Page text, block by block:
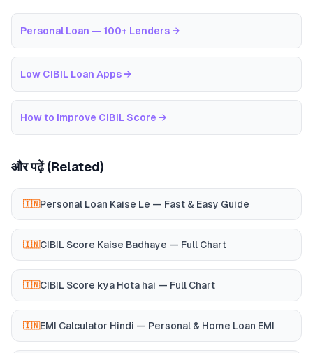
Personal Loan — 100+ Lenders →
Low CIBIL Loan Apps →
How to Improve CIBIL Score →
और पढ़ें (Related)
🇮🇳Personal Loan Kaise Le — Fast & Easy Guide
🇮🇳CIBIL Score Kaise Badhaye — Full Chart
🇮🇳CIBIL Score kya Hota hai — Full Chart
🇮🇳EMI Calculator Hindi — Personal & Home Loan EMI